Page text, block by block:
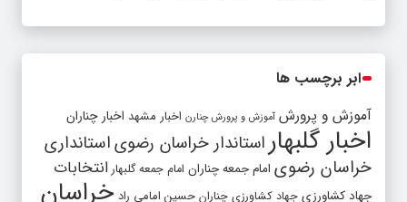
ابر برچسب ها
آموزش و پرورش آموزش و پرورش چنارن اخبار مشهد اخبار چناران
اخبار گلبهار استاندار خراسان رضویاستانداری
خراسان رضوی امام جمعه چناران امام جمعه گلبهار انتخابات
جهاد کشاورزی جهاد کشاورزی چناران حسین امامی راد خراسان